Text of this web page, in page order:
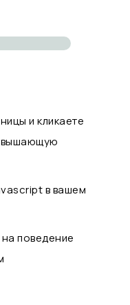
и кликаете
в вашем
поведение